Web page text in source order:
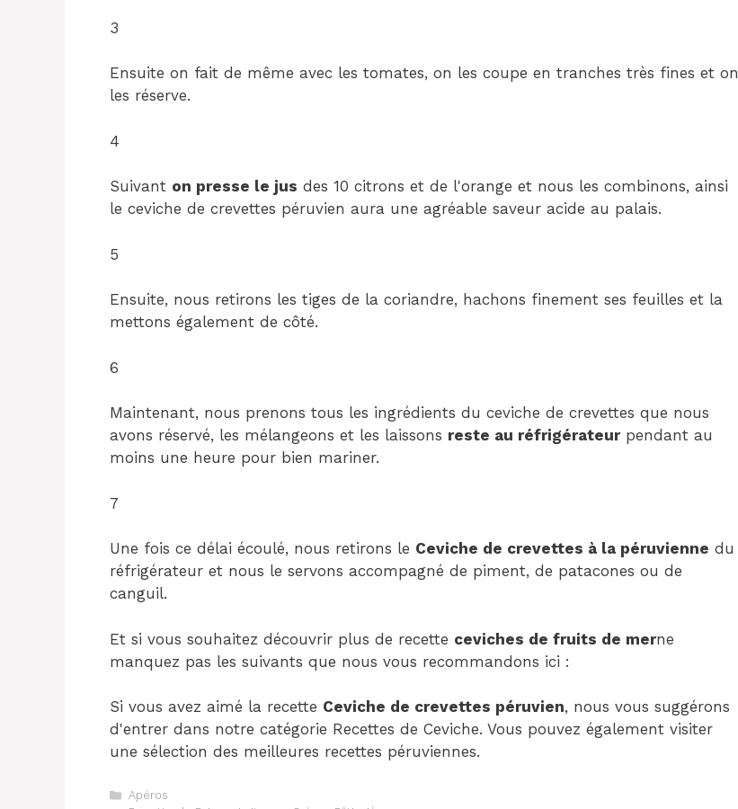
3
Ensuite on fait de même avec les tomates, on les coupe en tranches très fines et on
les réserve.
4
Suivant on presse le jus des 10 citrons et de l'orange et nous les combinons, ainsi
le ceviche de crevettes péruvien aura une agréable saveur acide au palais.
5
Ensuite, nous retirons les tiges de la coriandre, hachons finement ses feuilles et la
mettons également de côté.
6
Maintenant, nous prenons tous les ingrédients du ceviche de crevettes que nous
avons réservé, les mélangeons et les laissons reste au réfrigérateurpendant au
moins une heure pour bien mariner.
7
Une fois ce délai écoulé, nous retirons le Ceviche de crevettes à la péruvienne du
réfrigérateur et nous le servons accompagné de piment, de patacones ou de
canguil.
Et si vous souhaitez découvrir plus de recette ceviches de fruits de merne
manquez pas les suivants que nous vous recommandons ici :
Si vous avez aimé la recette Ceviche de crevettes péruvien, nous vous suggérons
d'entrer dans notre catégorie Recettes de Ceviche. Vous pouvez également visiter
une sélection des meilleures recettes péruviennes.
Catégories
Apéros